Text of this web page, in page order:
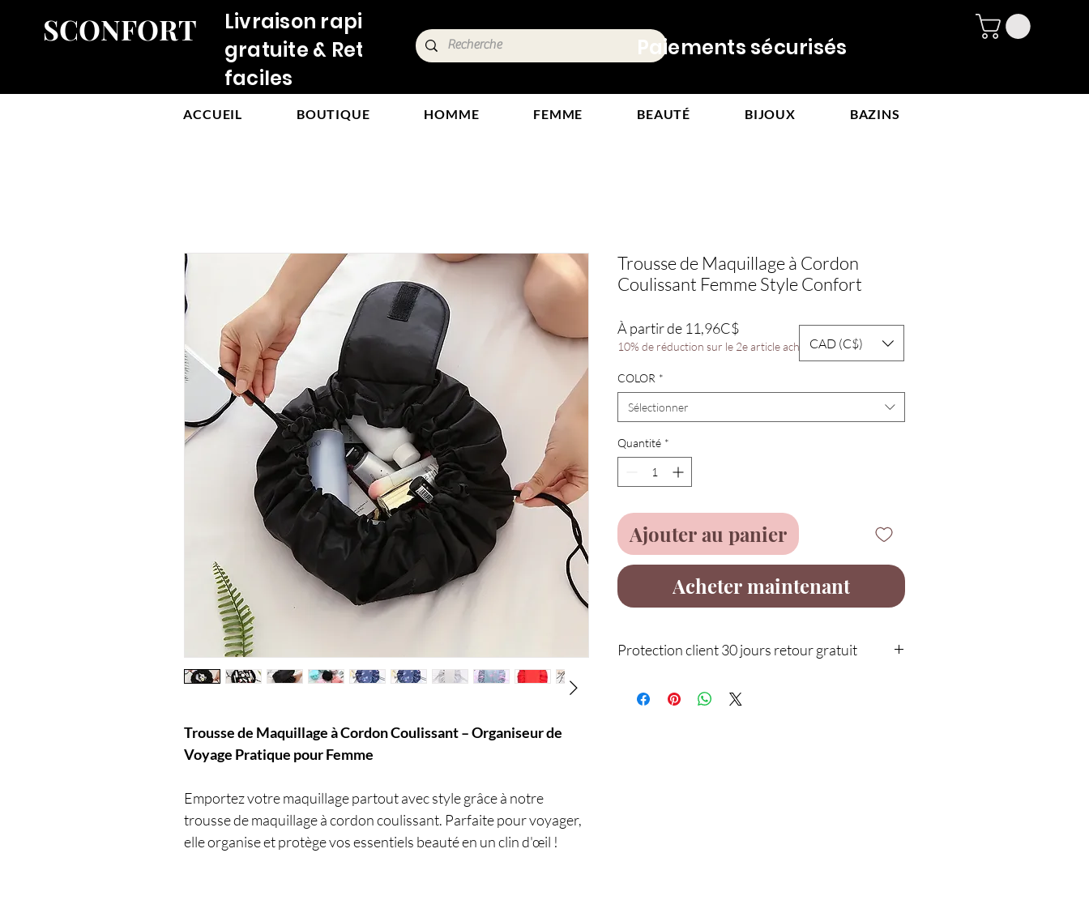
SCONFORT
Livraison rapide,
gratuite & Retours
faciles
Paiements sécurisés
ACCUEIL BOUTIQUE HOMME FEMME BEAUTÉ BIJOUX BAZINS
Trousse de Maquillage à Cordon Coulissant – Organiseur de
Voyage Pratique pour Femme
Emportez votre maquillage partout avec style grâce à notre
trousse de maquillage à cordon coulissant. Parfaite pour voyager,
elle organise et protège vos essentiels beauté en un clin d'œil !
Trousse de Maquillage à Cordon
Coulissant Femme Style Confort
À partir de 11,96C$Prix
promotionnel
10% de réduction sur le 2e article acheté
COLOR *
Sélectionner
Quantité *
Ajouter au panier
Acheter maintenant
Protection client 30 jours retour gratuit
CAD (C$)